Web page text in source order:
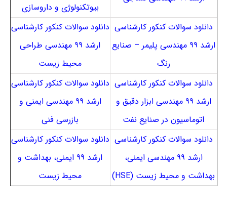
بیوتکنولوژی و داروسازی
دانلود سوالات کنکور کارشناسی
ارشد ۹۹ مهندسی پلیمر – صنایع
رنگ
دانلود سوالات کنکور کارشناسی
ارشد ۹۹ مهندسی طراحی
محیط زیست
دانلود سوالات کنکور کارشناسی
ارشد ۹۹ مهندسی ابزار دقیق و
اتوماسیون در صنایع نفت
دانلود سوالات کنکور کارشناسی
ارشد ۹۹ مهندسی ایمنی و
بازرسی فنی
دانلود سوالات کنکور کارشناسی
ارشد ۹۹ مهندسی ایمنی،
بهداشت و محیط زیست (HSE)
دانلود سوالات کنکور کارشناسی
ارشد ۹۹ ایمنی، بهداشت و
محیط زیست